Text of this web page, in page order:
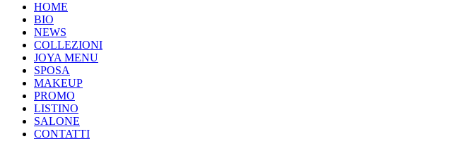
HOME
BIO
NEWS
COLLEZIONI
JOYA MENU
SPOSA
MAKEUP
PROMO
LISTINO
SALONE
CONTATTI